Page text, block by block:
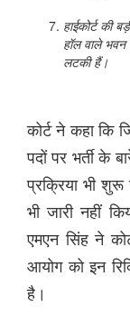
हाईकोर्ट की
हॉल वाले भवन
लटकी हैं।
कोर्ट ने कहा कि
पदों पर भर्ती के
प्रक्रिया भी
भी जारी नहीं
एमएन सिंह ने
आयोग को इन
है।